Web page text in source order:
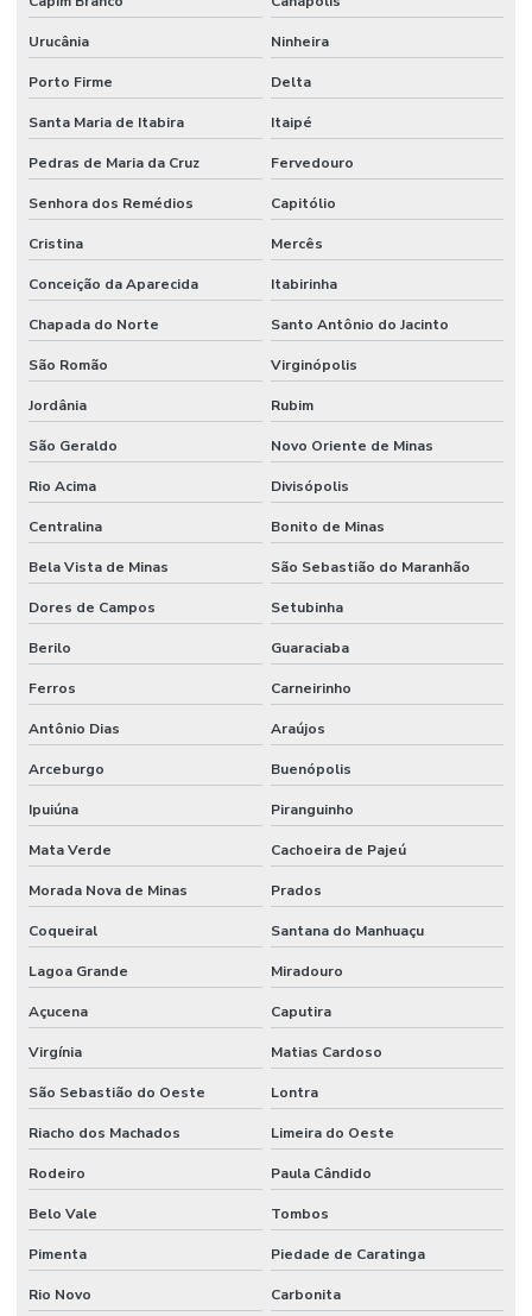
Urucânia Ninheira
Porto Firme Delta
Santa Maria de Itabira Itaipé
Pedras de Maria da Cruz Fervedouro
Senhora dos Remédios Capitólio
Cristina Mercês
Conceição da Aparecida Itabirinha
Chapada do Norte Santo Antônio do Jacinto
São Romão Virginópolis
Jordânia Rubim
São Geraldo Novo Oriente de Minas
Rio Acima Divisópolis
Centralina Bonito de Minas
Bela Vista de Minas São Sebastião do Maranhão
Dores de Campos Setubinha
Berilo Guaraciaba
Ferros Carneirinho
Antônio Dias Araújos
Arceburgo Buenópolis
Ipuiúna Piranguinho
Mata Verde Cachoeira de Pajeú
Morada Nova de Minas Prados
Coqueiral Santana do Manhuaçu
Lagoa Grande Miradouro
Açucena Caputira
Virgínia Matias Cardoso
São Sebastião do Oeste Lontra
Riacho dos Machados Limeira do Oeste
Rodeiro Paula Cândido
Belo Vale Tombos
Pimenta Piedade de Caratinga
Rio Novo Carbonita